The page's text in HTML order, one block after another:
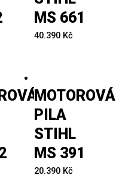
MS 661
40.390 Kč
MOTOROVÁ
PILA
STIHL
MS 391
20.390 Kč